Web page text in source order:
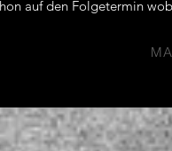
auf den Folgetermin